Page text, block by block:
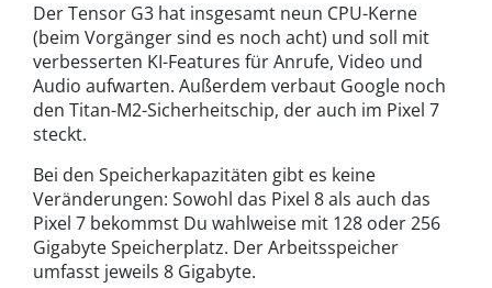
Der Tensor G3 hat insgesamt neun CPU-Kerne
(beim Vorgänger sind es noch acht) und soll mit
verbesserten KI-Features für Anrufe, Video und
Audio aufwarten. Außerdem verbaut Google noch
den Titan-M2-Sicherheitschip, der auch im Pixel 7
steckt.
Bei den Speicherkapazitäten gibt es keine
Veränderungen: Sowohl das Pixel 8 als auch das
Pixel 7 bekommst Du wahlweise mit 128 oder 256
Gigabyte Speicherplatz. Der Arbeitsspeicher
umfasst jeweils 8 Gigabyte.